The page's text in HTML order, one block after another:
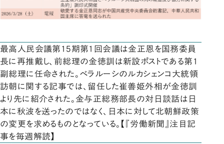
最高人民会議第15期第1回会議は金正恩を国務委員
長に再推戴し、前総理の金徳訓は新設ポストである第1
副総理に任命された。ベラルーシのルカシェンコ大統領
訪朝に関する記事では、留任した崔善姫外相が金徳訓
より先に紹介された。金与正総務部長の対日談話は日
本に秋波を送ったのではなく、日本に対して北朝鮮政策
の変更を求めるものとなっている。【『労働新聞』注目記
事を毎週解読】